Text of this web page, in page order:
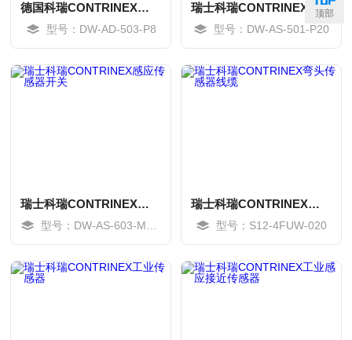
德国科瑞CONTRINEX接近开关传感器
型号：DW-AD-503-P8
瑞士科瑞CONTRINEX耐高压测距传感器
型号：DW-AS-501-P20
瑞士科瑞CONTRINEX感应传感器开关
型号：DW-AS-603-M18-002
瑞士科瑞CONTRINEX弯头传感器线缆
型号：S12-4FUW-020
顶部